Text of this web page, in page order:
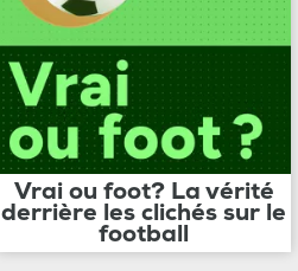
Vrai ou foot? La vérité
derrière les clichés sur le
football